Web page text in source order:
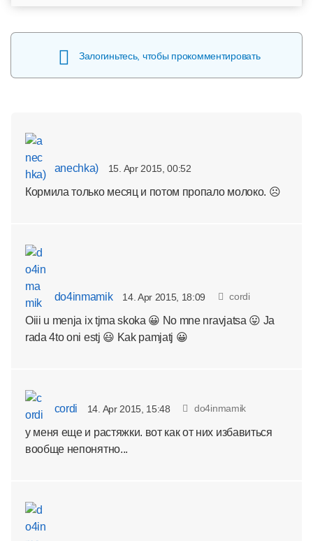
Залогиньтесь, чтобы прокомментировать
anechka) 15. Apr 2015, 00:52
Кормила только месяц и потом пропало молоко. ☹
do4inmamik 14. Apr 2015, 18:09 cordi
Oiii u menja ix tjma skoka 😀 No mne nravjatsa 😛 Ja
rada 4to oni estj 😃 Kak pamjatj 😀
cordi 14. Apr 2015, 15:48 do4inmamik
у меня еще и растяжки. вот как от них избавиться
вообще непонятно...